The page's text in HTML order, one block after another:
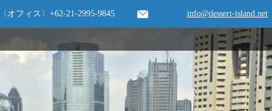
オフィス〉+62-21-2995-9845 info@dessert-island.net